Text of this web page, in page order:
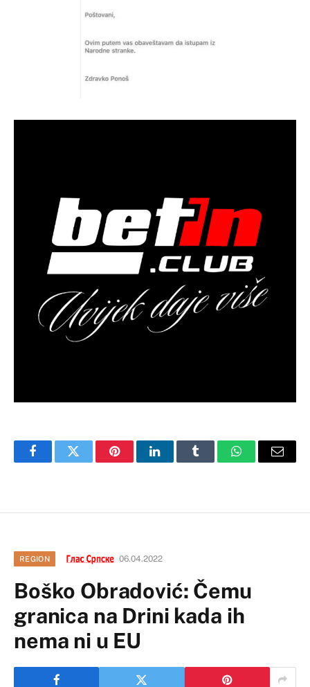
FacebookTwitter PinterestLinkedInTumblr WhatsAppEmail
REGION 06.04.2022
Boško Obradović: Čemu
granica na Drini kada ih
nema ni u EU